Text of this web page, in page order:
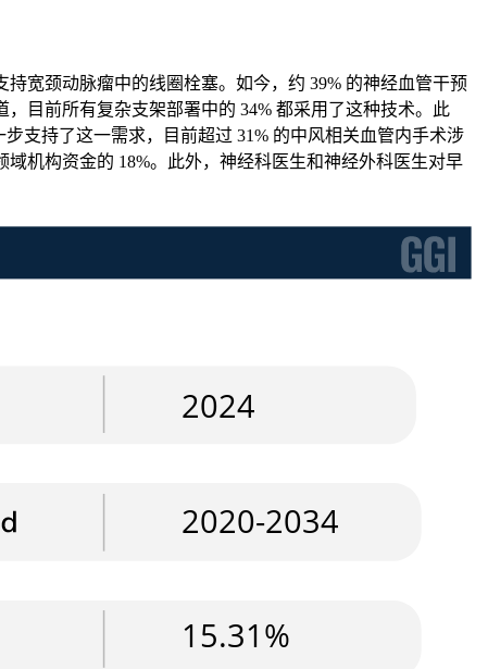
宽颈动脉瘤中的线圈栓塞。如今，约 39% 的神经血管干预
目前所有复杂支架部署中的 34% 都采用了这种技术。此
支持了这一需求，目前超过 31% 的中风相关血管内手术涉
机构资金的 18%。此外，神经科医生和神经外科医生对早